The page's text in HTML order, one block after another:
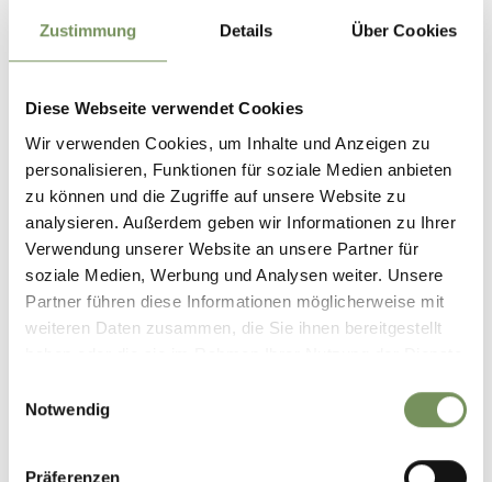
Zustimmung Details Über Cookies
Diese Webseite verwendet Cookies
Wir verwenden Cookies, um Inhalte und Anzeigen zu
personalisieren, Funktionen für soziale Medien anbieten
zu können und die Zugriffe auf unsere Website zu
analysieren. Außerdem geben wir Informationen zu Ihrer
Verwendung unserer Website an unsere Partner für
soziale Medien, Werbung und Analysen weiter. Unsere
Partner führen diese Informationen möglicherweise mit
weiteren Daten zusammen, die Sie ihnen bereitgestellt
Notwendig
Präferenzen
Höhenmeter bergab
265 hm
GPX-DATEN DOWNLOADEN
Tourismusvereinigung
Ultental/Proveis
St. Walburg Nr. 104
39016 St. Walburg
info@ultental.it